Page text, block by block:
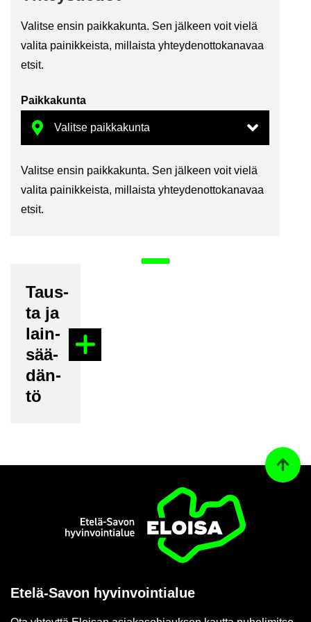
Va­lit­se ensin paik­ka­kun­ta. Sen jäl­keen voit vielä
va­li­ta pai­nik­keis­ta, mil­lais­ta yh­tey­den­ot­to­ka­na­vaa
etsit.
Paik­ka­kun­ta
Va­lit­se ensin paik­ka­kun­ta. Sen jäl­keen voit vielä
va­li­ta pai­nik­keis­ta, mil­lais­ta yh­tey­den­ot­to­ka­na­vaa
etsit.
Taus­
ta ja
lain­
sää­
dän­
tö
Etusi­vu
Etelä-​Savon hy­vin­voin­tia­lue